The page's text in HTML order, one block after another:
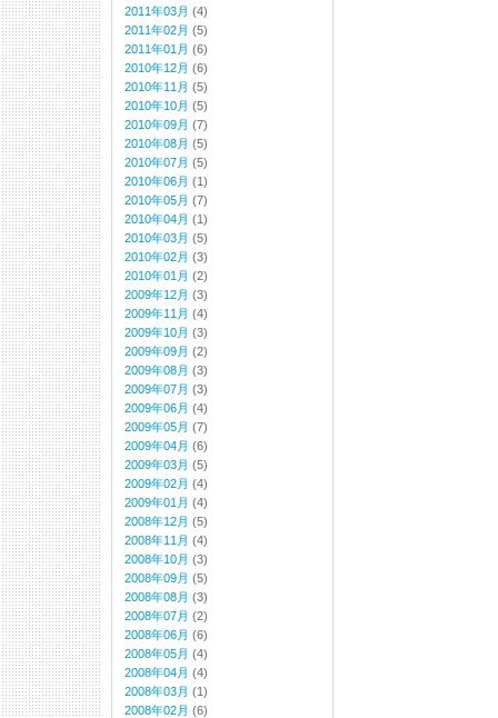
2011年03月 (4)
2011年02月 (5)
2011年01月 (6)
2010年12月 (6)
2010年11月 (5)
2010年10月 (5)
2010年09月 (7)
2010年08月 (5)
2010年07月 (5)
2010年06月 (1)
2010年05月 (7)
2010年04月 (1)
2010年03月 (5)
2010年02月 (3)
2010年01月 (2)
2009年12月 (3)
2009年11月 (4)
2009年10月 (3)
2009年09月 (2)
2009年08月 (3)
2009年07月 (3)
2009年06月 (4)
2009年05月 (7)
2009年04月 (6)
2009年03月 (5)
2009年02月 (4)
2009年01月 (4)
2008年12月 (5)
2008年11月 (4)
2008年10月 (3)
2008年09月 (5)
2008年08月 (3)
2008年07月 (2)
2008年06月 (6)
2008年05月 (4)
2008年04月 (4)
2008年03月 (1)
2008年02月 (6)